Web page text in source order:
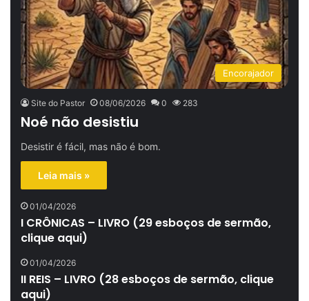
Encorajador
Site do Pastor 08/06/2026 0 283
Noé não desistiu
Desistir é fácil, mas não é bom.
Leia mais »
01/04/2026
I CRÔNICAS – LIVRO (29 esboços de sermão,
clique aqui)
01/04/2026
II REIS – LIVRO (28 esboços de sermão, clique
aqui)